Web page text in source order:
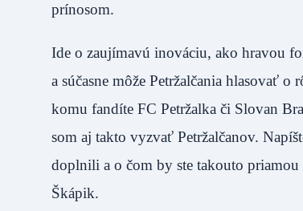
prínosom.
Ide o zaujímavú inováciu, ako hravou
a súčasne môže Petržalčania hlasovať
komu fandíte FC Petržalka či Slovan
som aj takto vyzvať Petržalčanov.
doplnili a o čom by ste takouto
Škápik.